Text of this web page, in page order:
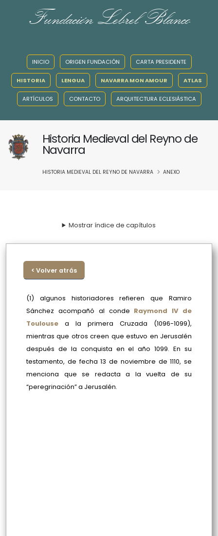
Fundación Lebrel Blanco
INICIO ORIGEN FUNDACIÓN CARTA PRESIDENTE
HISTORIA LENGUA NAVARRA MON AMOUR ATLAS
ARTÍCULOS CONTACTO ARQUITECTURA ECLESIÁSTICA
Historia Medieval del Reyno de
Navarra
HISTORIA MEDIEVAL DEL REYNO DE NAVARRA ANEXO
Mostrar índice de capítulos
< Volver atrás
(1) algunos historiadores refieren que Ramiro
Sánchez acompañó al conde Raymond IV de
Toulouse a la primera Cruzada (1096-1099),
mientras que otros creen que estuvo en Jerusalén
después de la conquista en el año 1099. En su
testamento, de fecha 13 de noviembre de 1110, se
menciona que se redacta a la vuelta de su
“peregrinación” a Jerusalén.